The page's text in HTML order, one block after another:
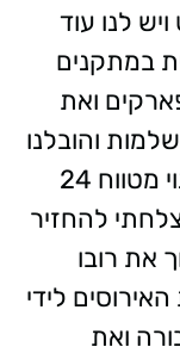
לנו עוד
במתקנים
ואת
והובלנו
מהלכים לטובת העיר, למשל פינוי מטווח 24
להחזיר
את רובו
לידי
ואת